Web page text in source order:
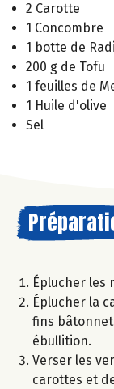
2 Carotte
1 Concombre
1 botte de
200 g de Tofu
1 feuilles de
1 Huile d'olive
Sel
Éplucher les
Éplucher la
fins
ébullition.
Verser les
carottes et